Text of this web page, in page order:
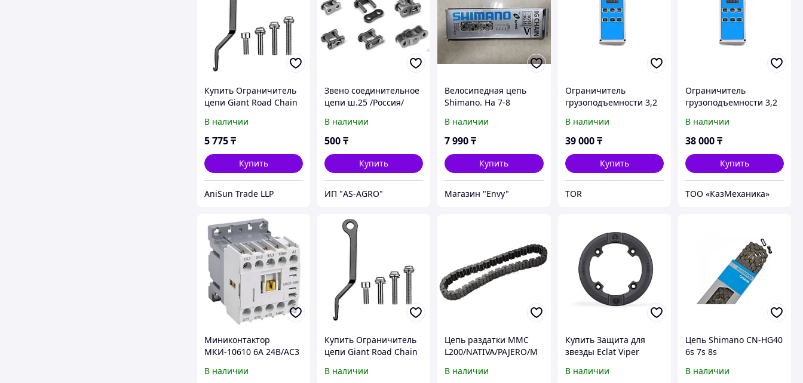
Купить Ограничитель
цепи Giant Road Chain
2020
В наличии
5 775₸
Купить
AniSun Trade LLP
Звено соединительное
цепи ш.25 /Россия/
В наличии
500₸
Купить
ИП "AS-AGRO"
Велосипедная цепь
Shimano. На 7-8
Рассрочка. Kaspi RED
В наличии
7 990₸
Купить
Магазин "Envy"
Ограничитель
грузоподъемности 3,2
В наличии
39 000 ₸
Купить
TOR
Ограничитель
грузоподъемности 3,2
В наличии
38 000₸
Купить
ТОО «‎КазМеханика»
Миниконтактор
МКИ-10610 6А 24В/АС3
В наличии
Купить Ограничитель
цепи Giant Road Chain
2020
В наличии
Цепь раздатки MMC
L200/NATIVA/PAJERO/M
В наличии
Купить Защита для
звезды Eclat Viper
В наличии
Цепь Shimano CN-HG40
6s 7s 8s
В наличии